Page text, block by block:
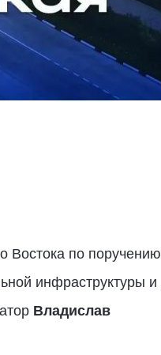
Востока по поручению
инфраструктуры и
Владислав